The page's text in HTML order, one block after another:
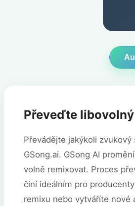
Převeďte
Převádějte jakýkoli
GSong.ai. GSong AI
volně remixovat. Proces
činí ideálním pro
remixu nebo vytváříte nové